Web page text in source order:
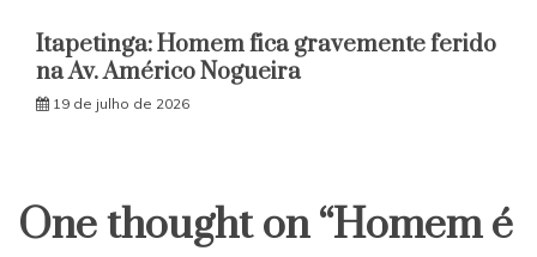
Itapetinga: Homem fica gravemente ferido
na Av. Américo Nogueira
19 de julho de 2026
One thought on “Homem é